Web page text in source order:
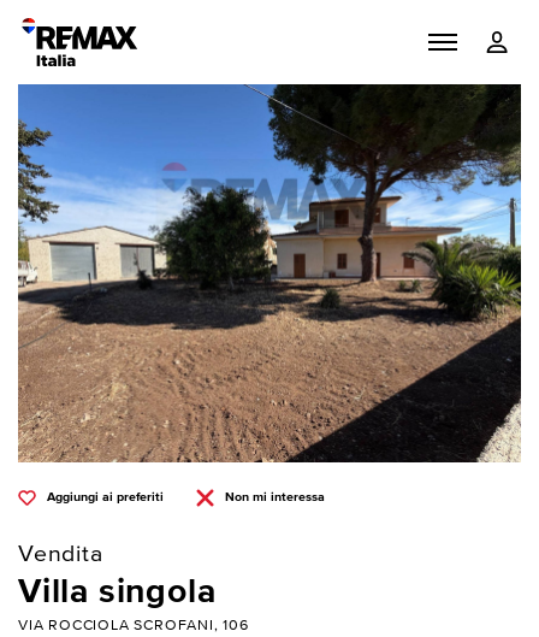
Aggiungi ai preferiti Non mi interessa
Vendita
Villa singola
VIA ROCCIOLA SCROFANI, 106